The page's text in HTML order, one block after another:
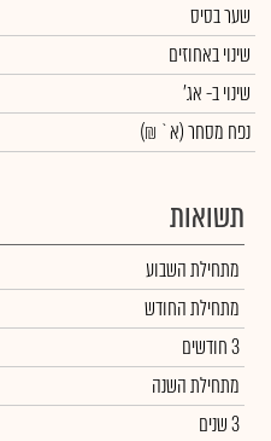
שער בסיס
שינוי באחוזים
שינויב- אג'
נפח מסחר(א` ₪)
תשואות
מתחילת השבוע
מתחילת החודש
3 חודשים
מתחילת השנה
3 שנים